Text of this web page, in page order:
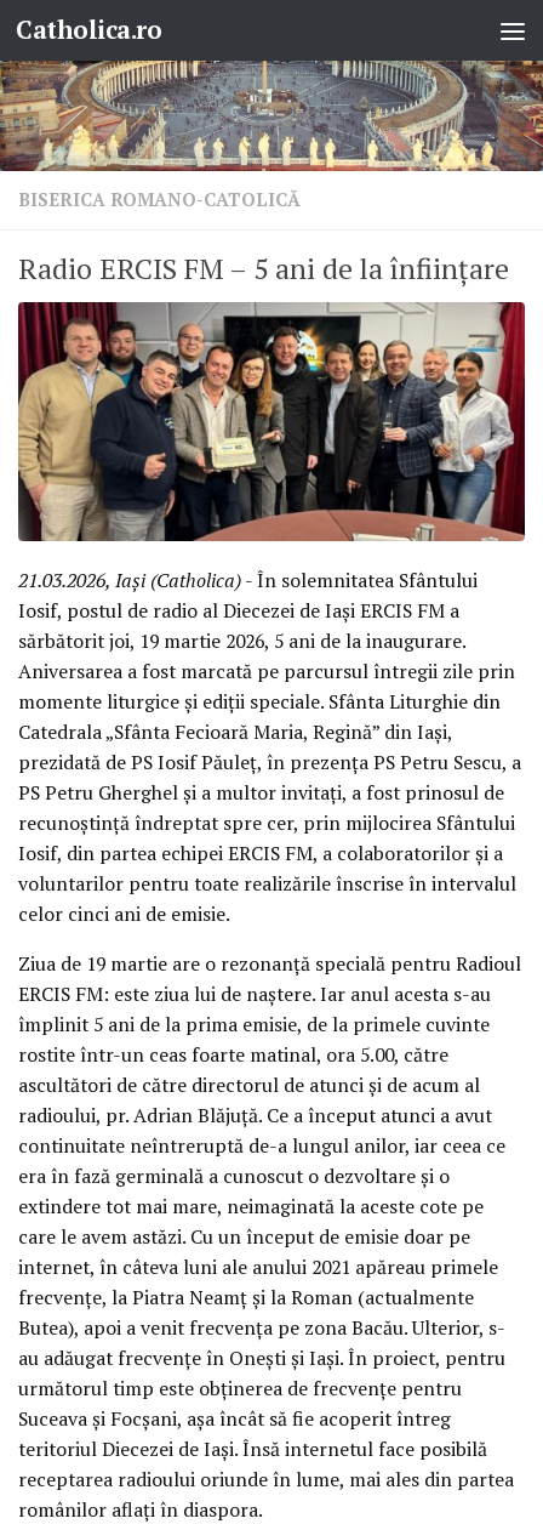
Skip to content
Catholica.ro
BISERICA ROMANO-CATOLICĂ
Radio ERCIS FM – 5 ani de la înființare
21.03.2026, Iași (Catholica)- În solemnitatea Sfântului
Iosif, postul de radio al Diecezei de Iași ERCIS FM a
sărbătorit joi, 19 martie 2026, 5 ani de la inaugurare.
Aniversarea a fost marcată pe parcursul întregii zile prin
momente liturgice și ediții speciale. Sfânta Liturghie din
Catedrala „Sfânta Fecioară Maria, Regină” din Iași,
prezidată de PS Iosif Păuleț, în prezența PS Petru Sescu, a
PS Petru Gherghel și a multor invitați, a fost prinosul de
recunoștință îndreptat spre cer, prin mijlocirea Sfântului
Iosif, din partea echipei ERCIS FM, a colaboratorilor și a
voluntarilor pentru toate realizările înscrise în intervalul
celor cinci ani de emisie.
Ziua de 19 martie are o rezonanță specială pentru Radioul
ERCIS FM: este ziua lui de naștere. Iar anul acesta s-au
împlinit 5 ani de la prima emisie, de la primele cuvinte
rostite într-un ceas foarte matinal, ora 5.00, către
ascultători de către directorul de atunci și de acum al
radioului, pr. Adrian Blăjuță. Ce a început atunci a avut
continuitate neîntreruptă de-a lungul anilor, iar ceea ce
era în fază germinală a cunoscut o dezvoltare și o
extindere tot mai mare, neimaginată la aceste cote pe
care le avem astăzi. Cu un început de emisie doar pe
internet, în câteva luni ale anului 2021 apăreau primele
frecvențe, la Piatra Neamț și la Roman (actualmente
Butea), apoi a venit frecvența pe zona Bacău. Ulterior, s-
au adăugat frecvențe în Onești și Iași. În proiect, pentru
următorul timp este obținerea de frecvențe pentru
Suceava și Focșani, așa încât să fie acoperit întreg
teritoriul Diecezei de Iași. Însă internetul face posibilă
receptarea radioului oriunde în lume, mai ales din partea
românilor aflați în diaspora.